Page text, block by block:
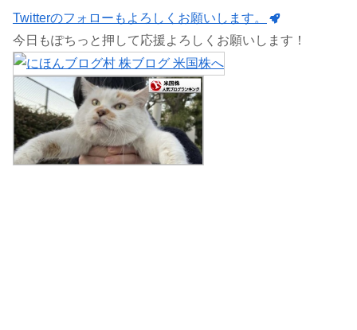
Twitterのフォローもよろしくお願いします。
今日もぽちっと押して応援よろしくお願いします！